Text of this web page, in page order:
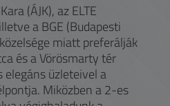
(ÁJK), az ELTE
a BGE (Budapesti
miatt preferálják
és a Vörösmarty tér
üzleteivel a
Miközben a 2-es